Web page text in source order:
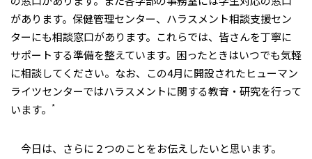
があります。保健管理センター、ハラスメント相談支援セン
ターにも相談窓口があります。これらでは、皆さんを丁寧に
サポートする準備を整えています。困ったときはいつでも気軽
に相談してください。なお、この4月に開設されたヒューマン
ライツセンターではハラスメントに関する教育・研究を行って
います。 *
今日は、さらに２つのことをお伝えしたいと思います。